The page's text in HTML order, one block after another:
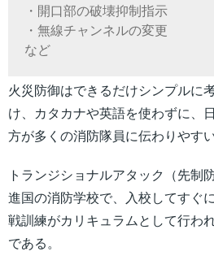
・開口部の破壊抑制指示
・無線チャンネルの変更
など
火災防御はできるだけシンプルに
け、カタカナや英語を使わずに、
方が多くの消防隊員に伝わりやす
トランジショナルアタック（先制
進国の消防学校で、入校してすぐ
戦訓練がカリキュラムとして行わ
である。